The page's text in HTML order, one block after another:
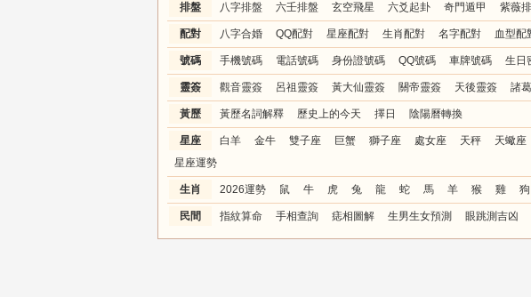
排盤 八字排盤 六壬排盤 玄空飛星 六爻起卦 奇門遁甲 紫薇
配對 八字合婚 QQ配對 星座配對 生肖配對 名字配對 血型配
號碼 手機號碼 電話號碼 身份證號碼 QQ號碼 車牌號碼 生日
靈簽 觀音靈簽 呂祖靈簽 黃大仙靈簽 關帝靈簽 天後靈簽 諸
黃歷 黃歷名詞解釋 歷史上的今天 擇日 陰陽曆轉換
星座 白羊 金牛 雙子座 巨蟹 獅子座 處女座 天秤 天蠍座
星座運勢
生肖 2026運勢 鼠 牛 虎 兔 龍 蛇 馬 羊 猴 雞 狗
民間 指紋算命 手相查詢 痣相圖解 生男生女預測 眼跳測吉凶